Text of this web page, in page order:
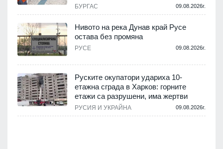
БУРГАС 09.08.2026г.
Нивото на река Дунав край Русе
остава без промяна
РУСЕ 09.08.2026г.
Руските окупатори удариха 10-
етажна сграда в Харков: горните
етажи са разрушени, има жертви
РУСИЯ И УКРАЙНА 09.08.2026г.